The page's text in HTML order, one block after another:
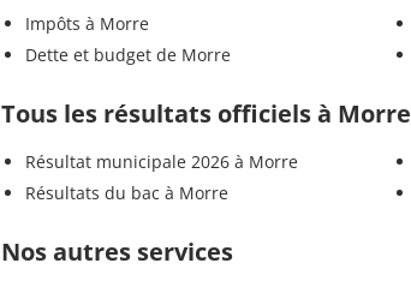
Impôts à Morre
Dette et budget de Morre
Tous les résultats officiels à Morre
Résultat municipale 2026 à Morre
Résultats du bac à Morre
Nos autres services